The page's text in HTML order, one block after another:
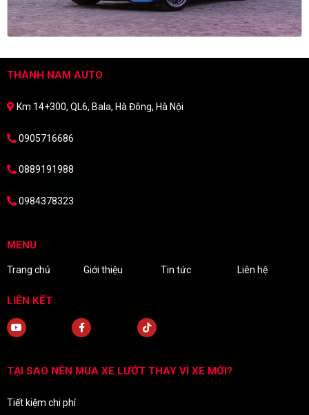
THÀNH NAM AUTO
Km 14+300, QL6, Bala, Hà Đông, Hà Nội
0905716686
0889191988
0984378323
MENU
Trang chủ Giới thiệu Tin tức Liên hệ
LIÊN KẾT
TẠI SAO NÊN MUA XE LƯỚT THAY VÌ XE MỚI?
Tiết kiệm chi phí